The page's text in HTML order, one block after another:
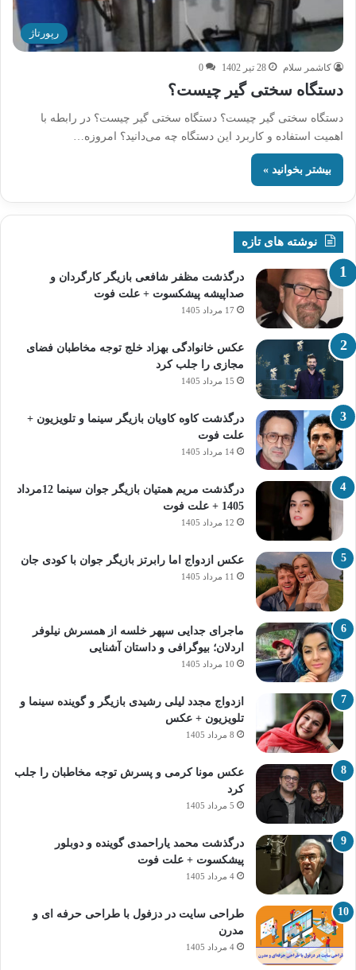
رپورتاژ
کاشمر سلام 28 تیر 1402 0
دستگاه سختی گیر چیست؟
دستگاه سختی گیر چیست؟ دستگاه سختی گیر چیست؟ در رابطه با
اهمیت استفاده و کاربرد این دستگاه چه می‌دانید؟ امروزه…
بیشتر بخوانید »
نوشته های تازه
درگذشت مظفر شافعی بازیگر کارگردان و
صداپیشه پیشکسوت + علت فوت
17 مرداد 1405
عکس خانوادگی بهزاد خلج توجه مخاطبان فضای
مجازی را جلب کرد
15 مرداد 1405
درگذشت کاوه کاویان بازیگر سینما و تلویزیون +
علت فوت
14 مرداد 1405
درگذشت مریم همتیان بازیگر جوان سینما 12مرداد
1405 + علت فوت
12 مرداد 1405
عکس ازدواج اما رابرتز بازیگر جوان با کودی جان
11 مرداد 1405
ماجرای جدایی سپهر خلسه از همسرش نیلوفر
اردلان؛ بیوگرافی و داستان آشنایی
10 مرداد 1405
ازدواج مجدد لیلی رشیدی بازیگر و گوینده سینما و
تلویزیون + عکس
8 مرداد 1405
عکس مونا کرمی و پسرش توجه مخاطبان را جلب
کرد
5 مرداد 1405
درگذشت محمد یاراحمدی گوینده و دوبلور
پیشکسوت + علت فوت
4 مرداد 1405
طراحی سایت در دزفول با طراحی حرفه‌ ای و
مدرن
4 مرداد 1405